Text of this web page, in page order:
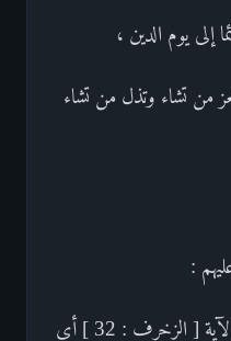
إلى يوم الدين ،
من تشاء وتذل من تشاء
( أهم يقسمون رحمة ربك [ نحن قسمنا بينهم معيشتهم في الحياة الدنيا ورفعنا بعضهم فوق بعض درجات ] ) الآية [ الزخرف : 32 ] أي